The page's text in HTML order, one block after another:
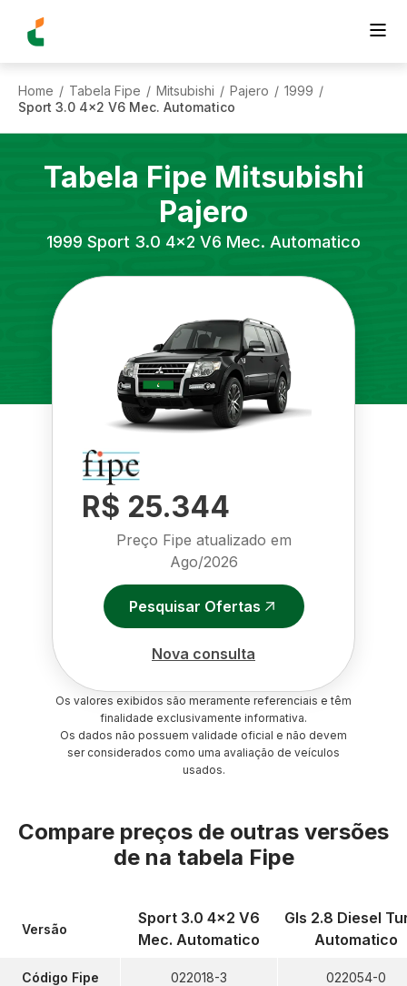
Home / Tabela Fipe / Mitsubishi / Pajero / 1999 /
Sport 3.0 4x2 V6 Mec. Automatico
Tabela Fipe Mitsubishi
Pajero
1999 Sport 3.0 4x2 V6 Mec. Automatico
R$ 25.344
Preço Fipe atualizado em
Ago/2026
Pesquisar Ofertas
Nova consulta
Os valores exibidos são meramente referenciais e têm
finalidade exclusivamente informativa.
Os dados não possuem validade oficial e não devem
ser considerados como uma avaliação de veículos
usados.
Compare preços de outras versões
de na tabela Fipe
Versão
Código Fipe
Sport 3.0 4x2 V6
Mec. Automatico
022018-3
Gls 2.8 Diesel
Automatico
022054-0